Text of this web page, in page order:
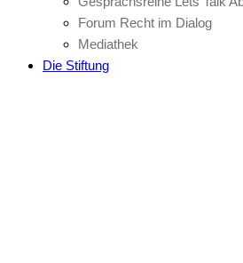
Forum Recht im Dialog
Mediathek
Die Stiftung